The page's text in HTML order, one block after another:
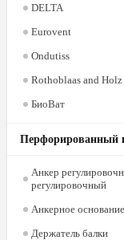
DELTA
Eurovent
Ondutiss
Rothoblaas and
БиоВат
Перфорированный
Анкер
регулировочный
Анкерное
Держатель балки